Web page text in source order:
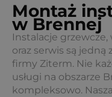
Montaż
w Brennej
Instalacje
oraz serwis są
firmy Ziterm. Nie
usługi na obszarze
kompleksowo.